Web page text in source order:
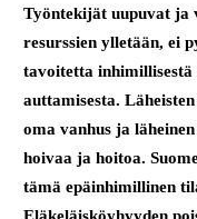
Työntekijät uupuvat ja
resurssien ylletään, ei
tavoitetta inhimillisestä
auttamisesta.
oma vanhus ja
hoivaa ja hoitoa.
tämä epäinhimillinen
Eläkeläisköyhyyden